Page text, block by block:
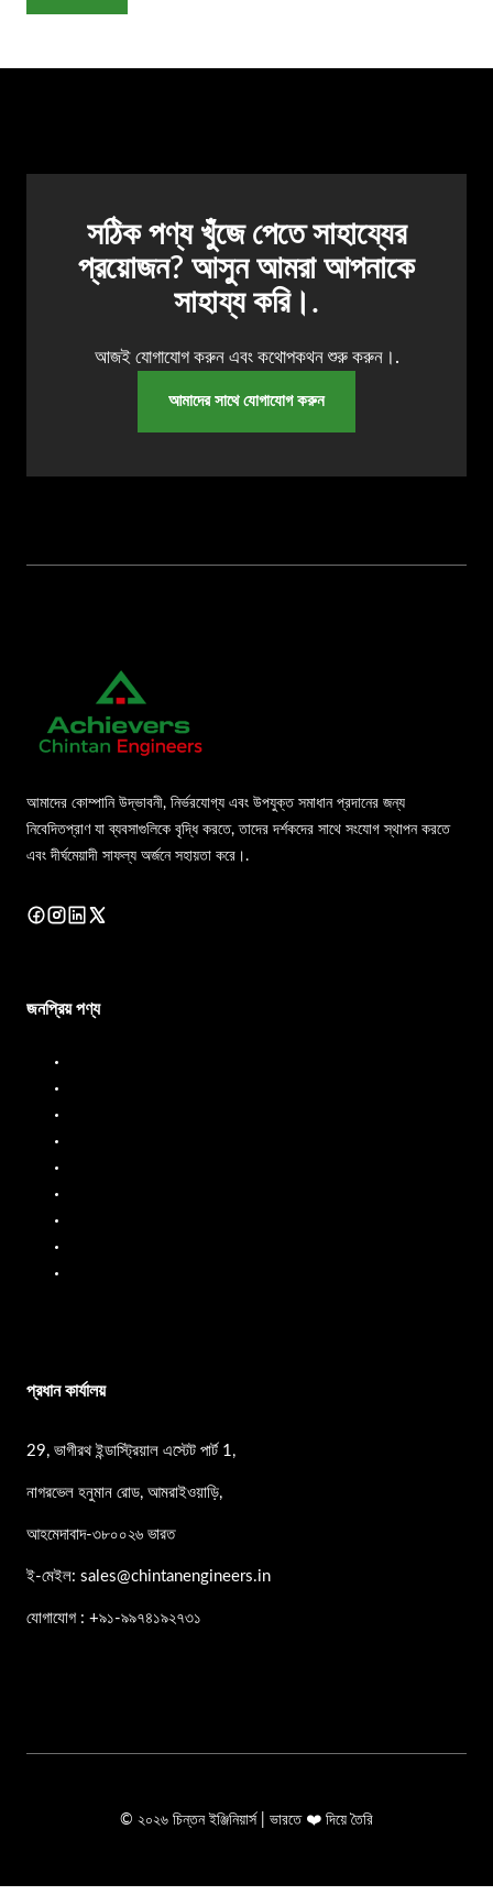
সঠিক পণ্য খুঁজে পেতে সাহায্যের
প্রয়োজন? আসুন আমরা আপনাকে
সাহায্য করি।.
আজই যোগাযোগ করুন এবং কথোপকথন শুরু করুন।.
আমাদের সাথে যোগাযোগ করুন
আমাদের কোম্পানি উদ্ভাবনী, নির্ভরযোগ্য এবং উপযুক্ত সমাধান প্রদানের জন্য
নিবেদিতপ্রাণ যা ব্যবসাগুলিকে বৃদ্ধি করতে, তাদের দর্শকদের সাথে সংযোগ স্থাপন করতে
এবং দীর্ঘমেয়াদী সাফল্য অর্জনে সহায়তা করে।.
জনপ্রিয় পণ্য
প্রধান কার্যালয়
29, ভাগীরথ ইন্ডাস্ট্রিয়াল এস্টেট পার্ট 1,
নাগরভেল হনুমান রোড, আমরাইওয়াড়ি,
আহমেদাবাদ-৩৮০০২৬ ভারত
ই-মেইল: sales@chintanengineers.in
যোগাযোগ : +৯১-৯৯৭৪১৯২৭৩১
© ২০২৬ চিন্তন ইঞ্জিনিয়ার্স | ভারতে ❤️ দিয়ে তৈরি